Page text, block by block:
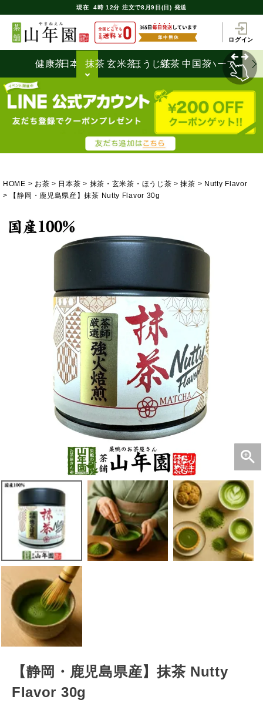
現在 4時 12分 注文で8月9日(日) 発送
ログイン
健康茶日本茶抹茶 玄米茶ほうじ茶
紅茶 中国茶ハーブティ
HOME お茶 日本茶 抹茶・玄米茶・ほうじ茶 抹茶
Nutty Flavor
【静岡・鹿児島県産】抹茶 Nutty Flavor 30g
【静岡・鹿児島県産】抹茶 Nutty
Flavor 30g